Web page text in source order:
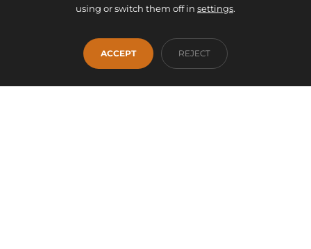
EMPRESA SERVICIOS
PRODUCTOS
CONTACTO
using or switch them off in settings.
ACCEPT REJECT